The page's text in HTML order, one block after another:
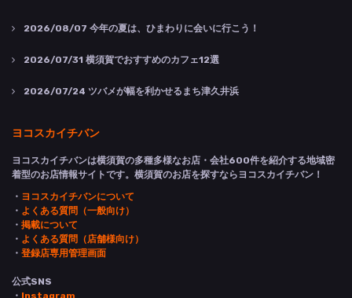
2026/08/07 今年の夏は、ひまわりに会いに行こう！
2026/07/31 横須賀でおすすめのカフェ12選
2026/07/24 ツバメが幅を利かせるまち津久井浜
ヨコスカイチバン
ヨコスカイチバンは横須賀の多種多様なお店・会社600件を紹介する地域密
着型のお店情報サイトです。横須賀のお店を探すならヨコスカイチバン！
・ ヨコスカイチバンについて
・ よくある質問（一般向け）
・ 掲載について
・ よくある質問（店舗様向け）
・ 登録店専用管理画面
公式SNS
・ Instagram